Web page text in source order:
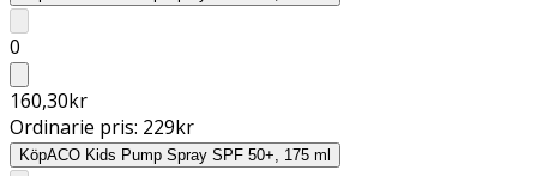
0
160,30kr
Ordinarie pris: 229kr
KöpACO Kids Pump Spray SPF 50+, 175 ml